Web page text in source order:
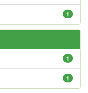
1
1
1